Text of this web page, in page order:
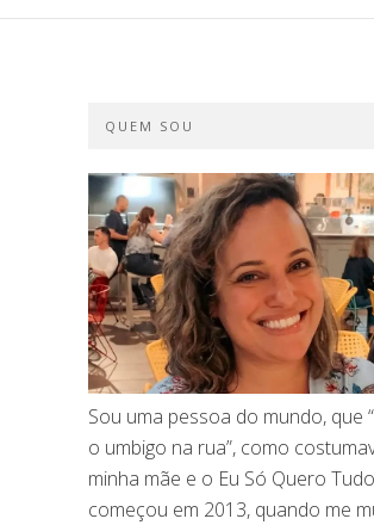
QUEM SOU
Sou uma pessoa do mundo, que
o umbigo na rua”, como
minha mãe e o Eu Só Quero Tudo
começou em 2013, quando me